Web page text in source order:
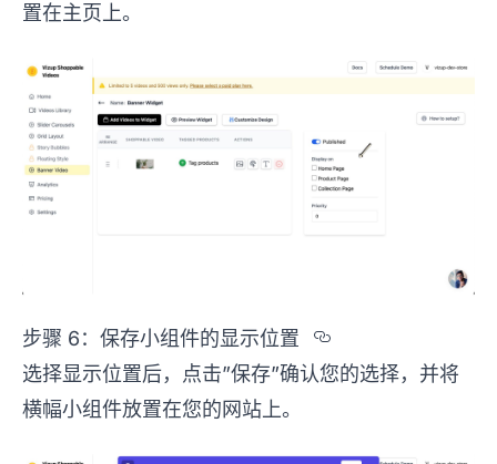
置在主页上。
步骤 6：保存小组件的显示位置
Section titled
选择显示位置后，点击”保存”确认您的选择，并将
横幅小组件放置在您的网站上。